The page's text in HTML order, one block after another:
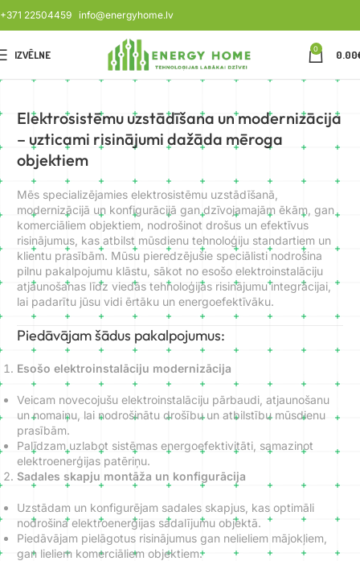
+371 22504459 info@energyhome.lv
IZVĒLNE 0 0.00
Elektrosistēmu uzstādīšana un modernizācija
– uzticami risinājumi dažāda mēroga
objektiem
Mēs specializējamies elektrosistēmu uzstādīšanā,
modernizācijā un konfigurācijā gan dzīvojamajām ēkām, gan
komerciāliem objektiem, nodrošinot drošus un efektīvus
risinājumus, kas atbilst mūsdienu tehnoloģiju standartiem un
klientu prasībām. Mūsu pieredzējušie speciālisti nodrošina
pilnu pakalpojumu klāstu, sākot no esošo elektroinstalāciju
atjaunošanas līdz viedās tehnoloģijas risinājumu integrācijai,
lai padarītu jūsu vidi ērtāku un energoefektīvāku.
Piedāvājam šādus pakalpojumus:
Esošo elektroinstalāciju modernizācija
Veicam novecojušu elektroinstalāciju pārbaudi, atjaunošanu
un nomaiņu, lai nodrošinātu drošību un atbilstību mūsdienu
prasībām.
Palīdzam uzlabot sistēmas energoefektivitāti, samazinot
elektroenerģijas patēriņu.
Sadales skapju montāža un konfigurācija
Uzstādam un konfigurējam sadales skapjus, kas optimāli
nodrošina elektroenerģijas sadalījumu objektā.
Piedāvājam pielāgotus risinājumus gan nelieliem mājokļiem,
gan lieliem komerciāliem objektiem.